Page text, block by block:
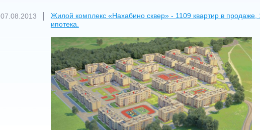
07.08.2013
Жилой комплекс «Нахабино сквер» - 1109 квартир в
ипотека.